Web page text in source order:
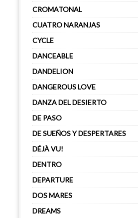
CROMATONAL
CUATRO NARANJAS
CYCLE
DANCEABLE
DANDELION
DANGEROUS LOVE
DANZA DEL DESIERTO
DE PASO
DE SUEÑOS Y DESPERTARES
DÉJÀ VU!
DENTRO
DEPARTURE
DOS MARES
DREAMS